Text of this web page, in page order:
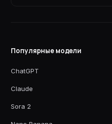
Популярные модели
ChatGPT
Claude
Sora 2